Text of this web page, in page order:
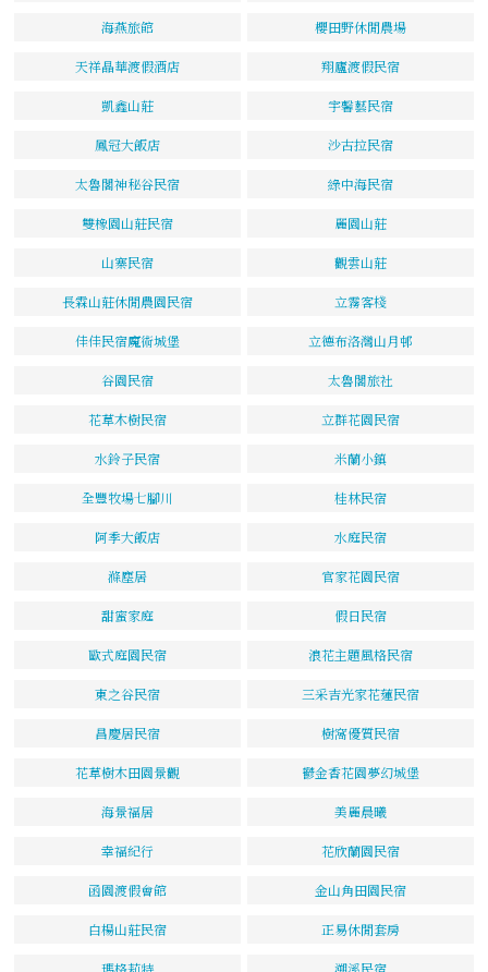
海燕旅館 櫻田野休閒農場
天祥晶華渡假酒店 翔廬渡假民宿
凱鑫山莊 宇馨藝民宿
鳳冠大飯店 沙古拉民宿
太魯閣神秘谷民宿 綠中海民宿
雙橡園山莊民宿 麗園山莊
山寨民宿 觀雲山莊
長霖山莊休閒農園民宿 立霧客棧
佳佳民宿魔術城堡 立德布洛灣山月邨
谷園民宿 太魯閣旅社
花草木樹民宿 立群花園民宿
水鈴子民宿 米蘭小鎮
全豐牧場七腳川 桂林民宿
阿季大飯店 水庭民宿
滌塵居 官家花園民宿
甜蜜家庭 假日民宿
歐式庭園民宿 浪花主題風格民宿
東之谷民宿 三采吉光家花蓮民宿
昌慶居民宿 樹窩優質民宿
花草樹木田園景觀 鬱金香花園夢幻城堡
海景福居 美麗晨曦
幸福紀行 花欣蘭園民宿
函園渡假會館 金山角田園民宿
白楊山莊民宿 正易休閒套房
瑪格莉特 溯溪民宿